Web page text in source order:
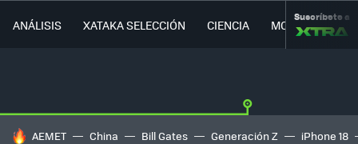
ANÁLISIS XATAKA SELECCIÓN CIENCIA MOVILIDAD
Suscríbete a
HOY SE HABLA DE
AEMET China Bill Gates Generación Z iPhone 18